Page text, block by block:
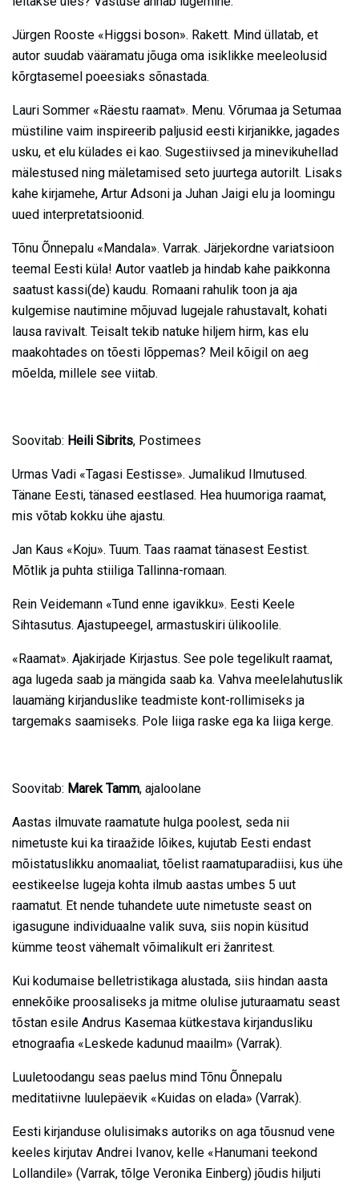
Jürgen Rooste «Higgsi boson». Rakett. Mind üllatab, et
autor suudab vääramatu jõuga oma isiklikke meeleolusid
kõrgtasemel poeesiaks sõnastada.
Lauri Sommer «Räestu raamat». Menu. Võrumaa ja Setumaa
müstiline vaim inspireerib paljusid eesti kirjanikke, jagades
usku, et elu külades ei kao. Sugestiivsed ja minevikuhellad
mälestused ning mäletamised seto juurtega autorilt. Lisaks
kahe kirjamehe, Artur Adsoni ja Juhan Jaigi elu ja loomingu
uued interpretatsioonid.
Tõnu Õnnepalu «Mandala». Varrak. Järjekordne variatsioon
teemal Eesti küla! Autor vaatleb ja hindab kahe paikkonna
saatust kassi(de) kaudu. Romaani rahulik toon ja aja
kulgemise nautimine mõjuvad lugejale rahustavalt, kohati
lausa ravivalt. Teisalt tekib natuke hiljem hirm, kas elu
maakohtades on tõesti lõppemas? Meil kõigil on aeg
mõelda, millele see viitab.
Soovitab: Heili Sibrits, Postimees
Urmas Vadi «Tagasi Eestisse». Jumalikud Ilmutused.
Tänane Eesti, tänased eestlased. Hea huumoriga raamat,
mis võtab kokku ühe ajastu.
Jan Kaus «Koju». Tuum. Taas raamat tänasest Eestist.
Mõtlik ja puhta stiiliga Tallinna-romaan.
Rein Veidemann «Tund enne igavikku». Eesti Keele
Sihtasutus. Ajastupeegel, armastuskiri ülikoolile.
«Raamat». Ajakirjade Kirjastus. See pole tegelikult raamat,
aga lugeda saab ja mängida saab ka. Vahva meelelahutuslik
lauamäng kirjanduslike teadmiste kont-rollimiseks ja
targemaks saamiseks. Pole liiga raske ega ka liiga kerge.
Soovitab: Marek Tamm, ajaloolane
Aastas ilmuvate raamatute hulga poolest, seda nii
nimetuste kui ka tiraažide lõikes, kujutab Eesti endast
mõistatuslikku anomaaliat, tõelist raamatuparadiisi, kus ühe
eestikeelse lugeja kohta ilmub aastas umbes 5 uut
raamatut. Et nende tuhandete uute nimetuste seast on
igasugune individuaalne valik suva, siis nopin küsitud
kümme teost vähemalt võimalikult eri žanritest.
Kui kodumaise belletristikaga alustada, siis hindan aasta
ennekõike proosaliseks ja mitme olulise juturaamatu seast
tõstan esile Andrus Kasemaa kütkestava kirjandusliku
etnograafia «Leskede kadunud maailm» (Varrak).
Luuletoodangu seas paelus mind Tõnu Õnnepalu
meditatiivne luulepäevik «Kuidas on elada» (Varrak).
Eesti kirjanduse olulisimaks autoriks on aga tõusnud vene
keeles kirjutav Andrei Ivanov, kelle «Hanumani teekond
Lollandile» (Varrak, tõlge Veronika Einberg) jõudis hiljuti